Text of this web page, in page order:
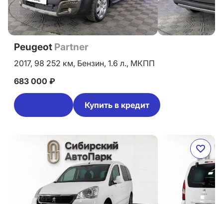
Peugeot Partner
2017, 98 252 км, Бензин, 1.6 л., МКПП
683 000 ₽
Купить в кредит